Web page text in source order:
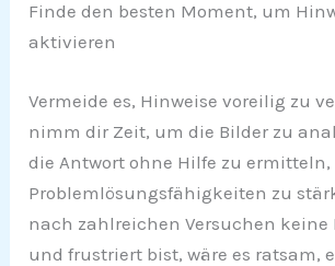
Finde den besten Moment, um
aktivieren
Vermeide es, Hinweise voreilig zu
nimm dir Zeit, um die Bilder zu
die Antwort ohne Hilfe zu
Problemlösungsfähigkeiten zu
nach zahlreichen Versuchen keine
und frustriert bist, wäre es ratsam,